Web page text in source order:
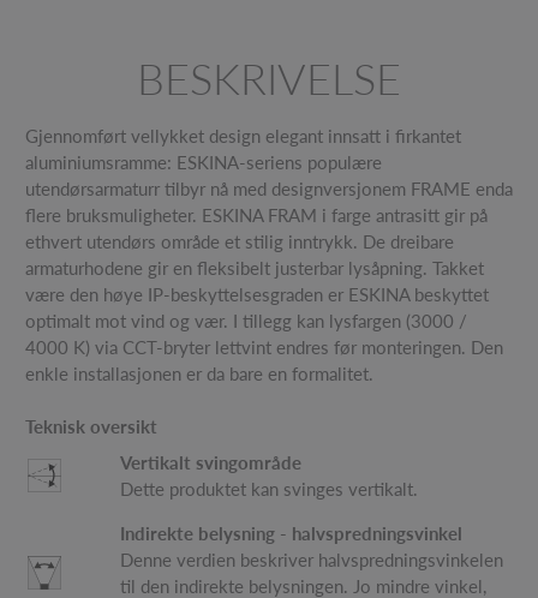
BESKRIVELSE
Gjennomført vellykket design elegant innsatt i firkantet
aluminiumsramme: ESKINA-seriens populære
utendørsarmaturr tilbyr nå med designversjonem FRAME enda
flere bruksmuligheter. ESKINA FRAM i farge antrasitt gir på
ethvert utendørs område et stilig inntrykk. De dreibare
armaturhodene gir en fleksibelt justerbar lysåpning. Takket
være den høye IP-beskyttelsesgraden er ESKINA beskyttet
optimalt mot vind og vær. I tillegg kan lysfargen (3000 /
4000 K) via CCT-bryter lettvint endres før monteringen. Den
enkle installasjonen er da bare en formalitet.
Teknisk oversikt
Vertikalt svingområde
Dette produktet kan svinges vertikalt.
Indirekte belysning - halvspredningsvinkel
Denne verdien beskriver halvspredningsvinkelen
til den indirekte belysningen. Jo mindre vinkel,